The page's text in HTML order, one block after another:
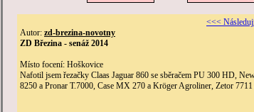
<<<
Autor: zd-brezina-novotny
ZD Březina - senáž 2014
Místo focení: Hoškovice
Nafotil jsem řezačky Claas Jaguar 860 se sběračem PU 300 HD,
8250 a Pronar T.7000, Case MX 270 a Kröger Agroliner, Zetor 7711